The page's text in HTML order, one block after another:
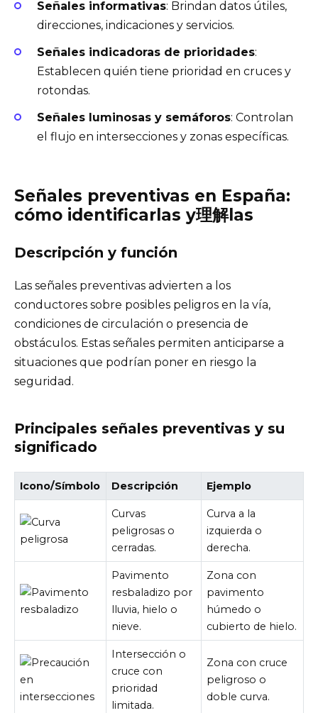
Señales informativas: Brindan datos útiles,
direcciones, indicaciones y servicios.
Señales indicadoras de prioridades:
Establecen quién tiene prioridad en cruces y
rotondas.
Señales luminosas y semáforos: Controlan
el flujo en intersecciones y zonas específicas.
Señales preventivas en España:
cómo identificarlas y理解las
Descripción y función
Las señales preventivas advierten a los
conductores sobre posibles peligros en la vía,
condiciones de circulación o presencia de
obstáculos. Estas señales permiten anticiparse a
situaciones que podrían poner en riesgo la
seguridad.
Principales señales preventivas y su
significado
Icono/Símbolo Descripción Ejemplo
Curvas
peligrosas o
cerradas.
Curva a la
izquierda o
derecha.
Pavimento
resbaladizo por
lluvia, hielo o
nieve.
Zona con
pavimento
húmedo o
cubierto de hielo.
Intersección o
cruce con
prioridad
limitada.
Zona con cruce
peligroso o
doble curva.